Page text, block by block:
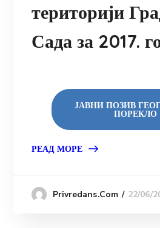
територији
Сада за 2017.
ЈАВНИ ПОЗИВ
ПОРЕКЛО
РЕАД МОРЕ
Privredans.com 22/06/